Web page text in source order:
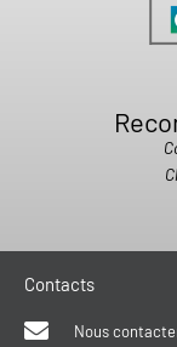
Contacts
Nous